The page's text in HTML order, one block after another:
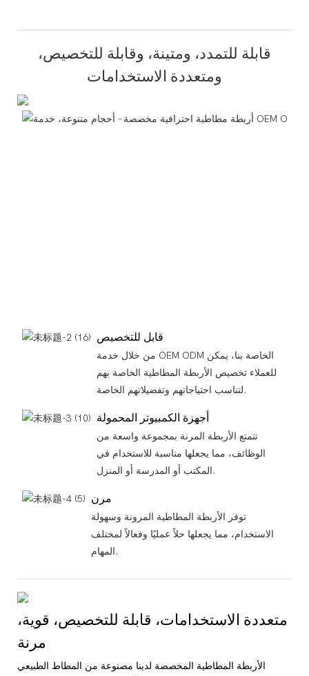
قابلة للتمدد، ومتينة، وقابلة للتخصيص،
ومتعددة الاستخدامات
قابل للتخصيص
من خلال خدمة OEM ODM الخاصة بنا، يمكن
للعملاء تخصيص الأربطة المطاطية الخاصة بهم
لتناسب احتياجاتهم وتفضيلاتهم الخاصة.
أجهزة الكمبيوتر المحمولة
تتمتع الأربطة المرنة بمجموعة واسعة من
الوظائف، مما يجعلها مناسبة للاستخدام في
المكتب أو المدرسة أو المنزل.
مرن
توفر الأربطة المطاطية المرونة وسهولة
الاستخدام، مما يجعلها حلاً عمليًا وفعالاً لمختلف
المهام.
متعددة الاستخدامات، قابلة للتخصيص، قوية،
مرنة
الأربطة المطاطية المخصصة لدينا مصنوعة من المطاط الطبيعي